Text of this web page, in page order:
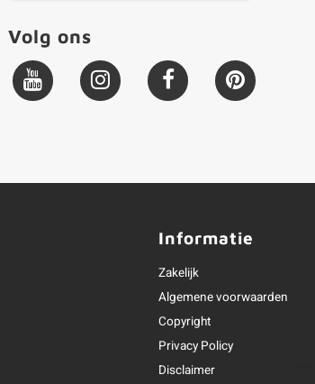
Volg ons
Informatie
Zakelijk
Algemene voorwaarden
Copyright
Privacy Policy
Disclaimer